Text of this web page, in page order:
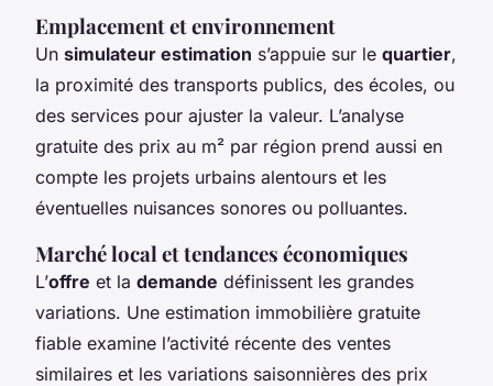
Emplacement et environnement
Un simulateur estimation s’appuie sur le quartier,
la proximité des transports publics, des écoles, ou
des services pour ajuster la valeur. L’analyse
gratuite des prix au m² par région prend aussi en
compte les projets urbains alentours et les
éventuelles nuisances sonores ou polluantes.
Marché local et tendances économiques
L’offre et la demande définissent les grandes
variations. Une estimation immobilière gratuite
fiable examine l’activité récente des ventes
similaires et les variations saisonnières des prix